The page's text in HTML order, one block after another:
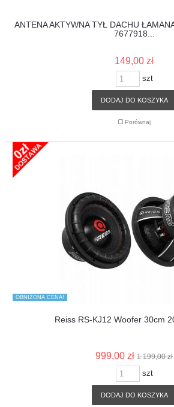
ANTENA AKTYWNA TYŁ DACHU
7677918...
149,00 zł
szt
DODAJ DO KOSZYKA
Porównaj
Reiss RS-KJ12 Woofer 30cm
999,00 zł 1 199,00 zł
OBNIŻONA CENA!
szt
DODAJ DO KOSZYKA